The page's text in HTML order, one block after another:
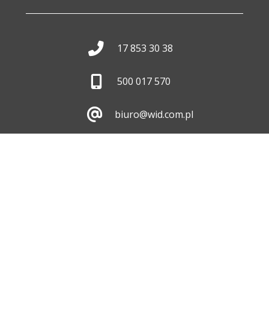
17 853 30 38
500 017 570
biuro@wid.com.pl